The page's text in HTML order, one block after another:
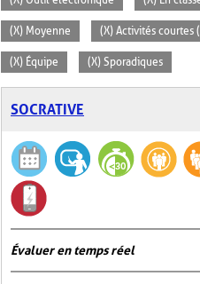
(X) Moyenne (X) Activités courtes
(X) Équipe (X) Sporadiques
SOCRATIVE
Évaluer en temps réel